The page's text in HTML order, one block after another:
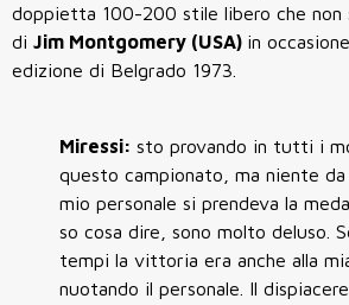
doppietta 100-200 stile libero che non
di Jim Montgomery (USA) in
edizione di Belgrado 1973.
Miressi: sto provando in tutti i
questo campionato, ma niente da
mio personale si prendeva la
so cosa dire, sono molto deluso.
tempi la vittoria era anche alla
nuotando il personale. Il